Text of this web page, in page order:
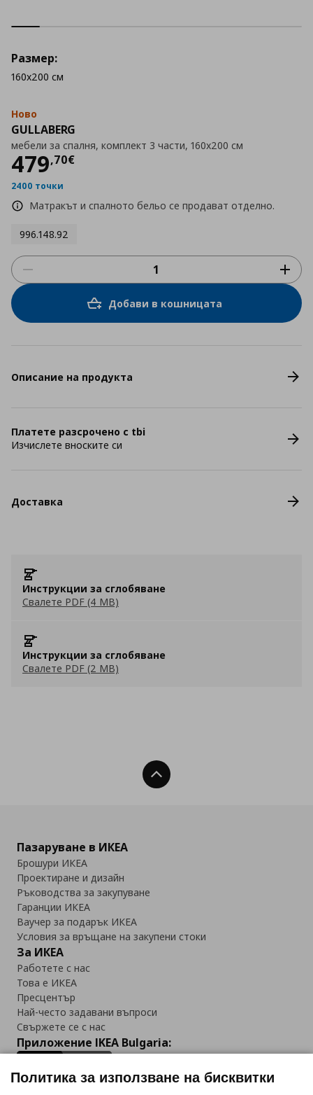
Ново
GULLABERG
мебели за спалня, комплект 3 части, 160x200 см
479,70€
Цена479,70 €
2400 точки
Матракът и спалното бельо се продават отделно.
996.148.92
Размер:
160x200 см
Добави в кошницата
Описание на продукта
Платете разсрочено с tbi
Изчислете вноските си
Доставка
Инструкции за сглобяване
Свалете PDF (4 MB)
Инструкции за сглобяване
Свалете PDF (2 MB)
Нагоре
Пазаруване в ИКЕА
Брошури ИКЕА
Проектиране и дизайн
Ръководства за закупуване
Гаранции ИКЕА
Ваучер за подарък ИКЕА
Условия за връщане на закупени стоки
За ИКЕА
Работете с нас
Това е ИКЕА
Пресцентър
Най-често задавани въпроси
Свържете се с нас
Приложение IKEA Bulgaria:
Политика за използване на бисквитки